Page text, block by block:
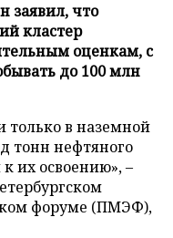
заявил, что
кластер
оценкам, с
до 100 млн
только в наземной
тонн нефтяного
их освоению», –
форуме (ПМЭФ),